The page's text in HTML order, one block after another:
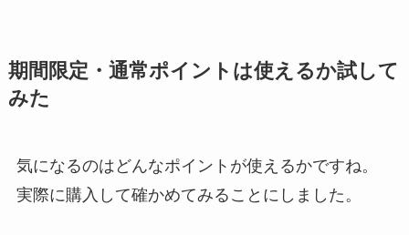
期間限定・通常ポイントは使えるか試して
みた
気になるのはどんなポイントが使えるかですね。
実際に購入して確かめてみることにしました。